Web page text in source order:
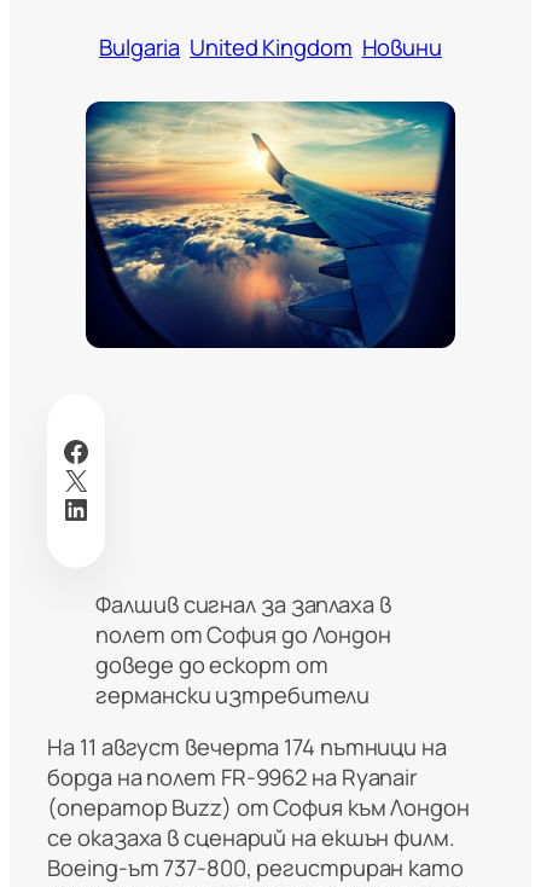
Bulgaria United Kingdom Новини
Facebook
X
LinkedIn
Фалшив сигнал за заплаха в
полет от София до Лондон
доведе до ескорт от
германски изтребители
На 11 август вечерта 174 пътници на
борда на полет FR‑9962 на Ryanair
(оператор Buzz) от София към Лондон
се оказаха в сценарий на екшън филм.
Boeing‑ът 737‑800, регистриран като